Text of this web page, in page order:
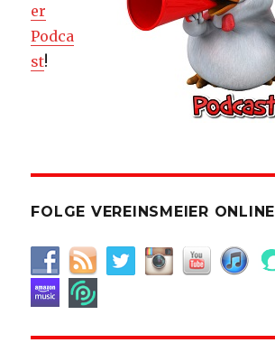
er
Podca
st!
FOLGE VEREINSMEIER ONLINE